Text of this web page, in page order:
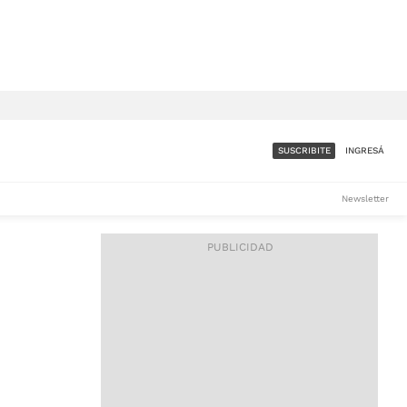
ACCESO FULL - $1.800/MES
SUSCRIBITE INGRESÁ
Newsletter